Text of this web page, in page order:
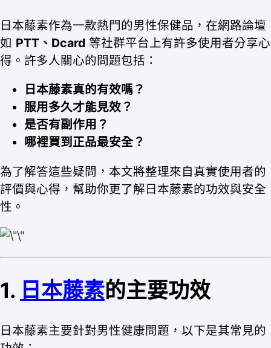
日本藤素作為一款熱門的男性保健品，在網路論壇
如 PTT、Dcard 等社群平台上有許多使用者分享心
得。許多人關心的問題包括：
日本藤素真的有效嗎？
服用多久才能見效？
是否有副作用？
哪裡買到正品最安全？
為了解答這些疑問，本文將整理來自真實使用者的
評價與心得，幫助你更了解日本藤素的功效與安全
性。
1. 日本藤素的主要功效
日本藤素主要針對男性健康問題，以下是其常見的